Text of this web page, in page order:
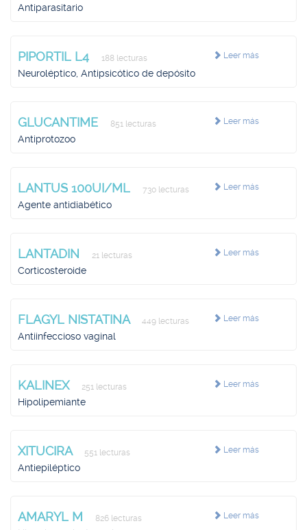
Antiparasitario
Leer más
PIPORTIL L4 188 lecturas
Neuroléptico, Antipsicótico de depósito
Leer más
GLUCANTIME 851 lecturas
Antiprotozoo
Leer más
LANTUS 100UI/ML 730 lecturas
Agente antidiabético
Leer más
LANTADIN 21 lecturas
Corticosteroide
Leer más
FLAGYL NISTATINA 449 lecturas
Antiinfeccioso vaginal
Leer más
KALINEX 251 lecturas
Hipolipemiante
Leer más
XITUCIRA 551 lecturas
Antiepiléptico
Leer más
AMARYL M 826 lecturas